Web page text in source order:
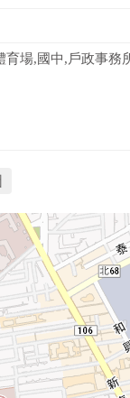
育場,國中,戶政事務